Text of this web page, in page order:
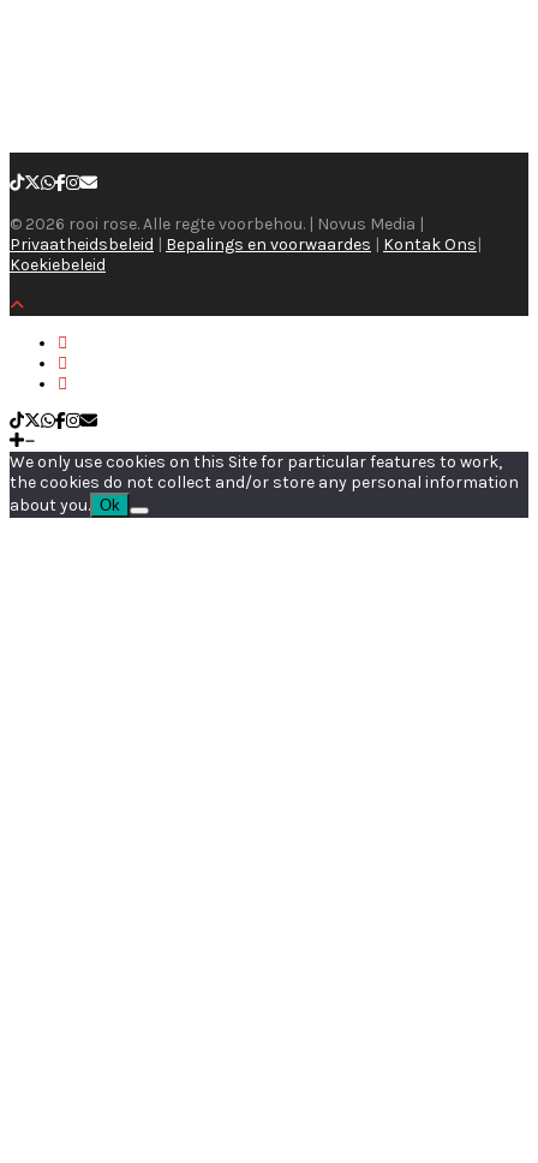
© 2026 rooi rose. Alle regte voorbehou. | Novus Media |
Privaatheidsbeleid | Bepalings en voorwaardes | Kontak Ons|
Koekiebeleid
We only use cookies on this Site for particular features to work,
the cookies do not collect and/or store any personal information
about you. Ok